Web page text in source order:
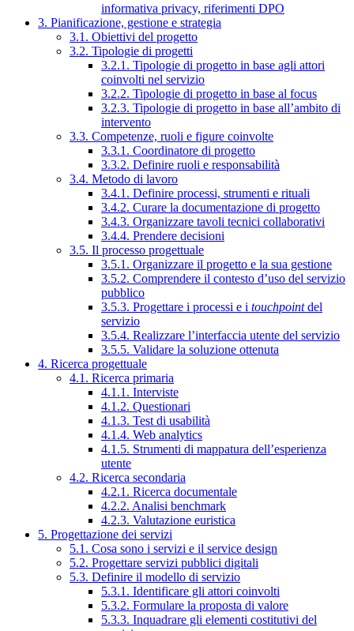
informativa privacy, riferimenti DPO
3. Pianificazione, gestione e strategia
3.1. Obiettivi del progetto
3.2. Tipologie di progetti
3.2.1. Tipologie di progetto in base agli attori
coinvolti nel servizio
3.2.2. Tipologie di progetto in base al focus
3.2.3. Tipologie di progetto in base all’ambito di
intervento
3.3. Competenze, ruoli e figure coinvolte
3.3.1. Coordinatore di progetto
3.3.2. Definire ruoli e responsabilità
3.4. Metodo di lavoro
3.4.1. Definire processi, strumenti e rituali
3.4.2. Curare la documentazione di progetto
3.4.3. Organizzare tavoli tecnici collaborativi
3.4.4. Prendere decisioni
3.5. Il processo progettuale
3.5.1. Organizzare il progetto e la sua gestione
3.5.2. Comprendere il contesto d’uso del servizio
pubblico
3.5.3. Progettare i processi e i touchpointdel
servizio
3.5.4. Realizzare l’interfaccia utente del servizio
3.5.5. Validare la soluzione ottenuta
4. Ricerca progettuale
4.1. Ricerca primaria
4.1.1. Interviste
4.1.2. Questionari
4.1.3. Test di usabilità
4.1.4. Web analytics
4.1.5. Strumenti di mappatura dell’esperienza
utente
4.2. Ricerca secondaria
4.2.1. Ricerca documentale
4.2.2. Analisi benchmark
4.2.3. Valutazione euristica
5. Progettazione dei servizi
5.1. Cosa sono i servizi e il service design
5.2. Progettare servizi pubblici digitali
5.3. Definire il modello di servizio
5.3.1. Identificare gli attori coinvolti
5.3.2. Formulare la proposta di valore
5.3.3. Inquadrare gli elementi costitutivi del